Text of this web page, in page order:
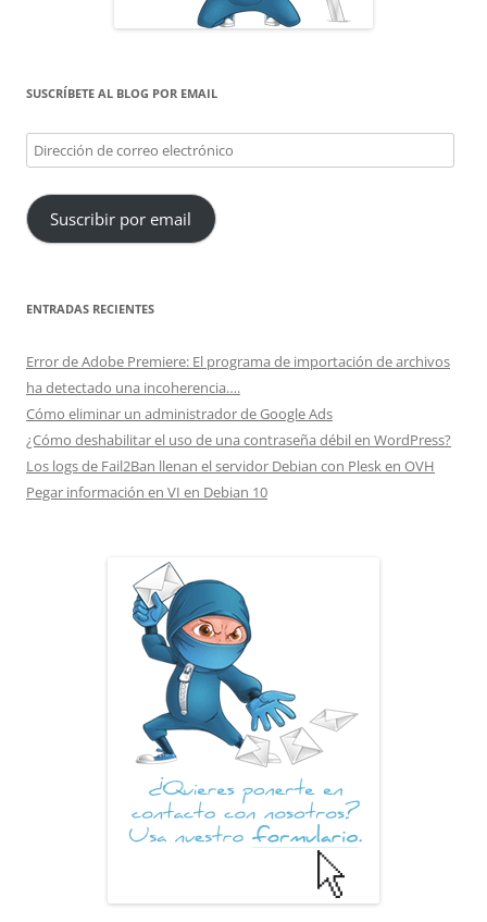
SUSCRÍBETE AL BLOG POR EMAIL
Dirección
de
correo
electrónico
Suscribir por email
ENTRADAS RECIENTES
Error de Adobe Premiere: El programa de importación de archivos
ha detectado una incoherencia….
Cómo eliminar un administrador de Google Ads
¿Cómo deshabilitar el uso de una contraseña débil en WordPress?
Los logs de Fail2Ban llenan el servidor Debian con Plesk en OVH
Pegar información en VI en Debian 10